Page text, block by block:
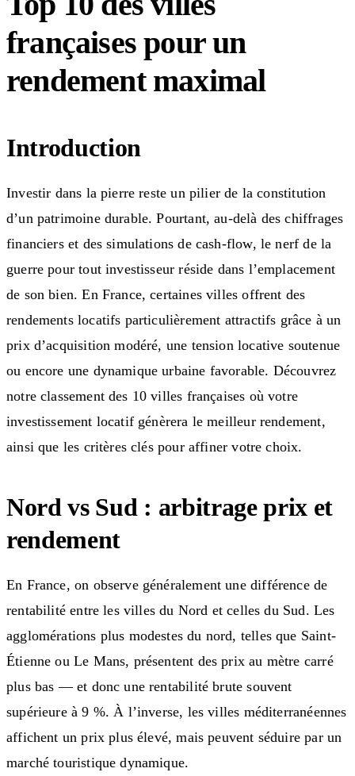
françaises pour un
rendement maximal
Introduction
Investir dans la pierre reste un pilier de la constitution
d’un patrimoine durable. Pourtant, au-delà des chiffrages
financiers et des simulations de cash-flow, le nerf de la
guerre pour tout investisseur réside dans l’emplacement
de son bien. En France, certaines villes offrent des
rendements locatifs particulièrement attractifs grâce à un
prix d’acquisition modéré, une tension locative soutenue
ou encore une dynamique urbaine favorable. Découvrez
notre classement des 10 villes françaises où votre
investissement locatif génèrera le meilleur rendement,
ainsi que les critères clés pour affiner votre choix.
Nord vs Sud : arbitrage prix et
rendement
En France, on observe généralement une différence de
rentabilité entre les villes du Nord et celles du Sud. Les
agglomérations plus modestes du nord, telles que Saint-
Étienne ou Le Mans, présentent des prix au mètre carré
plus bas — et donc une rentabilité brute souvent
supérieure à 9 %. À l’inverse, les villes méditerranéennes
affichent un prix plus élevé, mais peuvent séduire par un
marché touristique dynamique.